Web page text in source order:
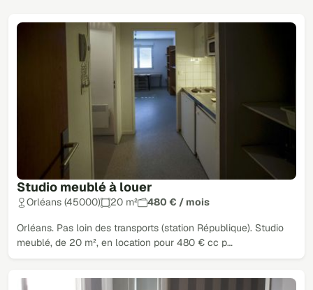
Studio meublé à louer
Orléans (45000) 20 m² 480 € / mois
Orléans. Pas loin des transports (station République). Studio
meublé, de 20 m², en location pour 480 € cc p…